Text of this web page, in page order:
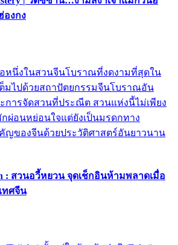
องกง
หนึ่งในสวนจีนโบราณที่งดงามที่สุดใน
ต็มไปด้วยสถาปัตยกรรมจีนโบราณอัน
การจัดสวนที่ประณีต สวนแห่งนี้ไม่เพียง
ผ่อนหย่อนใจแต่ยังเป็นมรดกทาง
ญของจีนด้วยประวัติศาสตร์อันยาวนาน
: สวนอวี้หยวน จุดเช็กอินห้ามพลาดเมื่อ
ทศจีน